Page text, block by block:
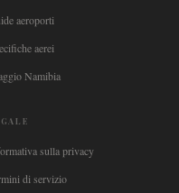
aeroporti
aerei
Namibia
sulla privacy
di servizio